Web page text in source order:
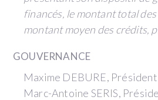
financés, le montant total
montant moyen des crédits,
GOUVERNANCE
Maxime DEBURE,
Marc-Antoine SERIS,